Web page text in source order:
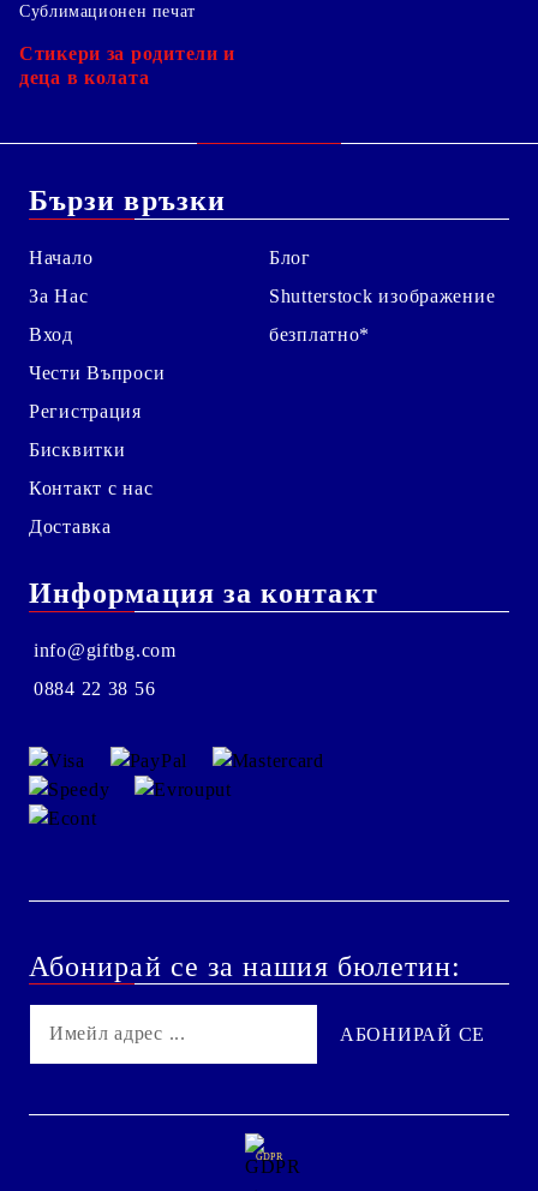
Сублимационен печат
Стикери за родители и
деца в колата
Бързи връзки
Начало
За Нас
Вход
Чести Въпроси
Регистрация
Бисквитки
Контакт с нас
Доставка
Блог
Shutterstock изображение
безплатно*
Информация за контакт
info@giftbg.com
0884 22 38 56
Абонирай се за нашия бюлетин:
GDPR